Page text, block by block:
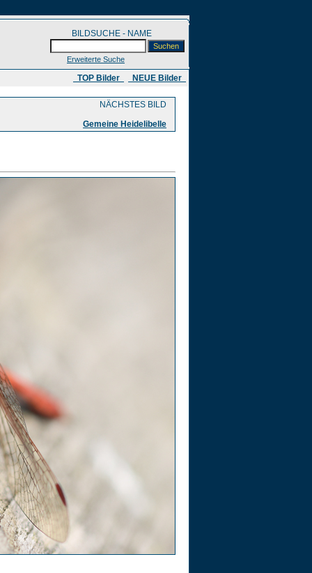
BILDSUCHE - NAME
Erweiterte Suche
​ TOP Bilder NEUE Bilder
NÄCHSTES BILD
Gemeine Heidelibelle